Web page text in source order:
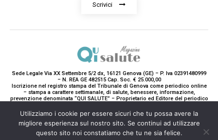
Scrivici
Sede Legale Via XX Settembre 5/2 dx, 16121 Genova (GE) – P. Iva 02391480999
– N. REA GE 482515 Cap. Soc. € 25.000,00
Iscrizione nel registro stampa del Tribunale di Genova come periodico online
– stampa a carattere settimanale, di salute, benessere, informazione,
prevenzione denominata “QUI SALUTE” – Proprietario ed Editore del periodico
Paola Gavarone. (Iscrizione registro stampa R.V. 5663/2020 Reg. Stampa
N.14/2020 Cron. 890/2020).
2020-2025© Teddy Luxury SRL
Utilizziamo i cookie per essere sicuri che tu possa avere la
migliore esperienza sul nostro sito. Se continui ad utilizzare
questo sito noi constatiamo che tu ne sia felice.